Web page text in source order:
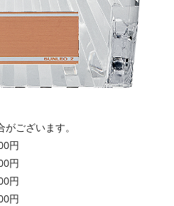
ございます。
円
円
円
円